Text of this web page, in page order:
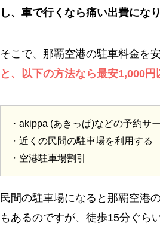
し、車で行くなら痛い出費になり
そこで、那覇空港の駐車料金を
と、以下の方法なら最安1,000円
・akippa (あきっぱ)などの予約サ
・近くの民間の駐車場を利用する
・空港駐車場割引
民間の駐車場になると那覇空港
もあるのですが、徒歩15分ぐら